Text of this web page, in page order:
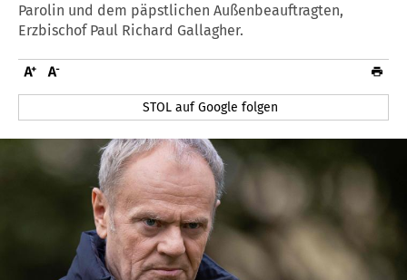
Parolin und dem päpstlichen Außenbeauftragten,
Erzbischof Paul Richard Gallagher.
STOL auf Google folgen